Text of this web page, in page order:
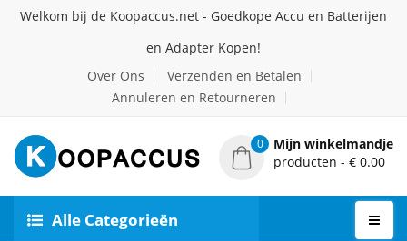
Welkom bij de Koopaccus.net - Goedkope Accu en Batterijen
en Adapter Kopen!
Over Ons
Verzenden en Betalen
Annuleren en Retourneren
0
Mijn winkelmandje
producten - € 0.00
Alle Categorieën